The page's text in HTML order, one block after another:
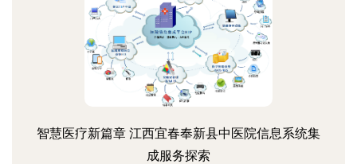
智慧医疗新篇章 江西宜春奉新县中医院信息系统集
成服务探索